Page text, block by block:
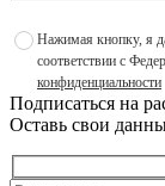
Нажимая кнопку, я
соответствии с
конфиденциальности
Подписаться на
Оставь свои